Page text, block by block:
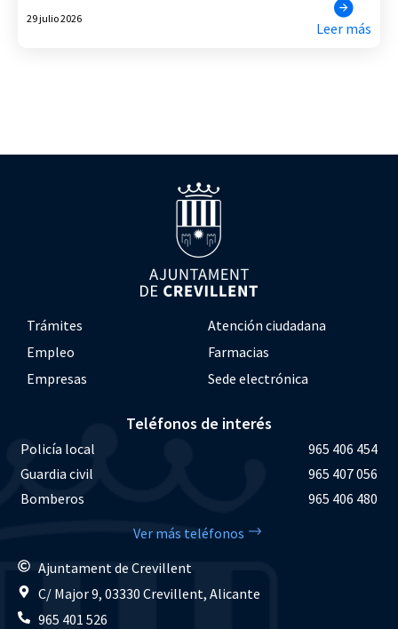
29 julio 2026
Leer más
Trámites
Atención ciudadana
Empleo
Farmacias
Empresas
Sede electrónica
Teléfonos de interés
Policía local
965 406 454
Guardia civil
965 407 056
Bomberos
965 406 480
Ver más teléfonos
Ajuntament de Crevillent
C/ Major 9, 03330 Crevillent, Alicante
965 401 526